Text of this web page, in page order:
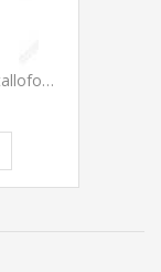
Fulvio Caldini 3 DIRGES Per Metallofono Op. 22 - BÃ¨rben